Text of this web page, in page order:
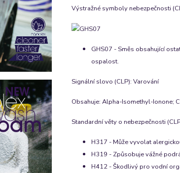
Výstražné symboly nebezpečnosti
GHS07 - Směs obsahující
ospalost.
Signální slovo (CLP): Varování
Obsahuje: Alpha-Isomethyl-Ionone;
Standardní věty o nebezpečnosti
H317 - Může vyvolat
H319 - Způsobuje vážné
H412 - Škodlivý pro vodní